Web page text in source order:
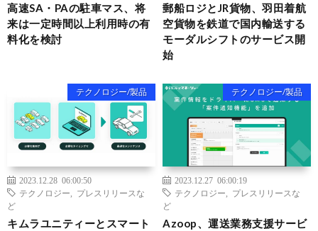
高速SA・PAの駐車マス、将
来は一定時間以上利用時の有
料化を検討
郵船ロジとJR貨物、羽田着航
空貨物を鉄道で国内輸送する
モーダルシフトのサービス開
始
テクノロジー/製品
2023.12.28 06:00:50
テクノロジー
プレスリリースな
ど
キムラユニティーとスマート
テクノロジー/製品
2023.12.27 06:00:19
テクノロジー
プレスリリースな
ど
Azoop、運送業務支援サービ